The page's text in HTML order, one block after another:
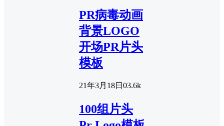
PR病毒动画
背景LOGO
开场PR片头
模板
21年3月18日 03.6k
100组片头